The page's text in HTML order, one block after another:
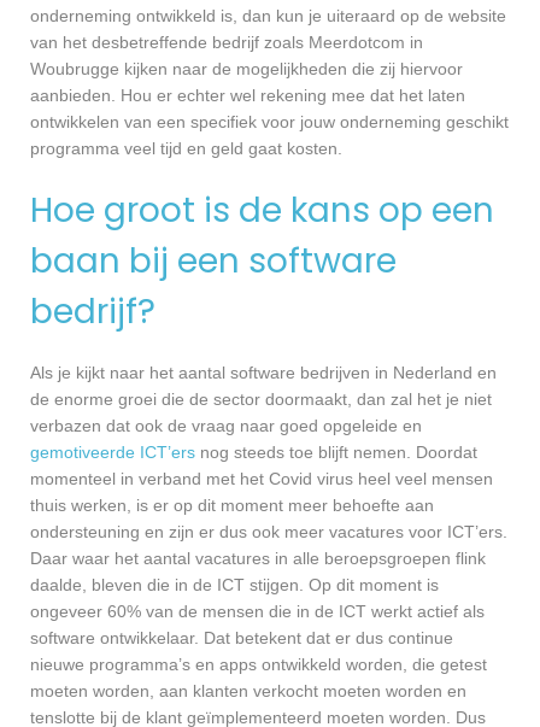
onderneming ontwikkeld is, dan kun je uiteraard op de website
van het desbetreffende bedrijf zoals Meerdotcom in
Woubrugge kijken naar de mogelijkheden die zij hiervoor
aanbieden. Hou er echter wel rekening mee dat het laten
ontwikkelen van een specifiek voor jouw onderneming geschikt
programma veel tijd en geld gaat kosten.
Hoe groot is de kans op een
baan bij een software
bedrijf?
Als je kijkt naar het aantal software bedrijven in Nederland en
de enorme groei die de sector doormaakt, dan zal het je niet
verbazen dat ook de vraag naar goed opgeleide en
gemotiveerde ICT’ers nog steeds toe blijft nemen. Doordat
momenteel in verband met het Covid virus heel veel mensen
thuis werken, is er op dit moment meer behoefte aan
ondersteuning en zijn er dus ook meer vacatures voor ICT’ers.
Daar waar het aantal vacatures in alle beroepsgroepen flink
daalde, bleven die in de ICT stijgen. Op dit moment is
ongeveer 60% van de mensen die in de ICT werkt actief als
software ontwikkelaar. Dat betekent dat er dus continue
nieuwe programma’s en apps ontwikkeld worden, die getest
moeten worden, aan klanten verkocht moeten worden en
tenslotte bij de klant geïmplementeerd moeten worden. Dus